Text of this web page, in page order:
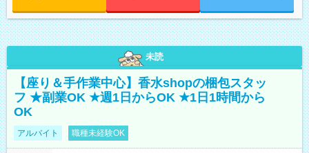
未読
【座り＆手作業中心】香水shopの梱包スタッ
フ ★副業OK ★週1日からOK ★1日1時間から
OK
アルバイト 職種未経験OK